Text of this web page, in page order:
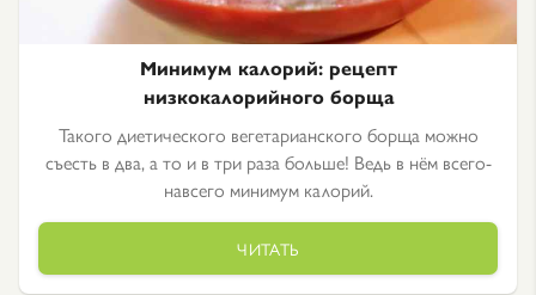
Минимум калорий: рецепт
низкокалорийного борща
Такого диетического вегетарианского борща можно
съесть в два, а то и в три раза больше! Ведь в нём всего-
навсего минимум калорий.
ЧИТАТЬ